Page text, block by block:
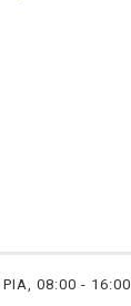
PIA, 08:00 - 16:00